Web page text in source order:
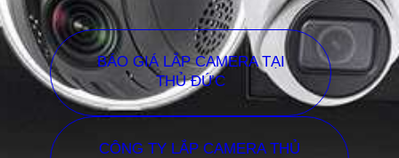
BÁO GIÁ LẮP CAMERA TẠI
THỦ ĐỨC
CÔNG TY LẮP CAMERA THỦ